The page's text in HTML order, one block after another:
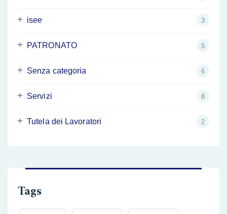
isee 3
PATRONATO 5
Senza categoria 6
Servizi 8
Tutela dei Lavoratori 2
Tags